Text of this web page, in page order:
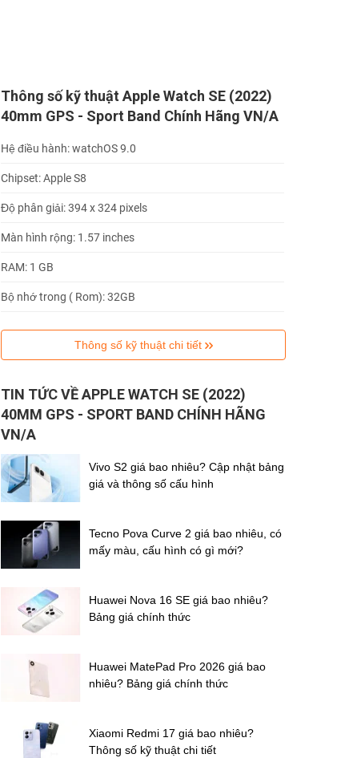
Thông số kỹ thuật Apple Watch SE (2022)
40mm GPS - Sport Band Chính Hãng VN/A
Hệ điều hành: watchOS 9.0
Chipset: Apple S8
Độ phân giải: 394 x 324 pixels
Màn hình rộng: 1.57 inches
RAM: 1 GB
Bộ nhớ trong ( Rom): 32GB
Thông số kỹ thuật chi tiết
TIN TỨC VỀ APPLE WATCH SE (2022)
40MM GPS - SPORT BAND CHÍNH HÃNG
VN/A
Vivo S2 giá bao nhiêu? Cập nhật bảng
giá và thông số cấu hình
Tecno Pova Curve 2 giá bao nhiêu, có
mấy màu, cấu hình có gì mới?
Huawei Nova 16 SE giá bao nhiêu?
Bảng giá chính thức
Huawei MatePad Pro 2026 giá bao
nhiêu? Bảng giá chính thức
Xiaomi Redmi 17 giá bao nhiêu?
Thông số kỹ thuật chi tiết